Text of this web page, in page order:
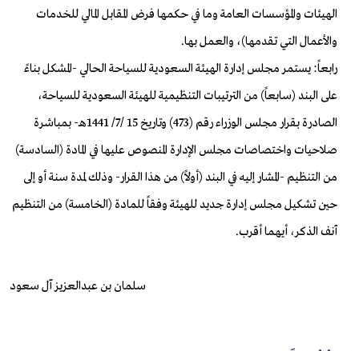
الهيئات والمؤسسات العامة وما في حكمها فرض المقابل المالي للخدمات
والأعمال التي تقدمها)، والعمل بها.
رابعاً: يستمر مجلس إدارة الهيئة السعودية للسياحة الحالي -المشكل بناءً
على البند (سابعاً) من الترتيبات التنظيمية للهيئة السعودية للسياحة،
الصادرة بقرار مجلس الوزراء رقم (473) وتاريخ 15 /7/ 1441هـ- بمباشرة
صلاحيات واختصاصات مجلس الإدارة المنصوص عليها في المادة (السادسة)
من التنظيم -المشار إليه في البند (أولاً) من هذا القرار- وذلك لمدة سنة أو إلى
حين تشكيل مجلس إدارة جديد للهيئة وفقاً للمادة (الخامسة) من التنظيم
آنف الذكر، أيهما أقرب.
سلمان بن عبدالعزيز آل سعود